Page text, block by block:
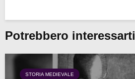
Potrebbero interessarti
STORIA MEDIEVALE